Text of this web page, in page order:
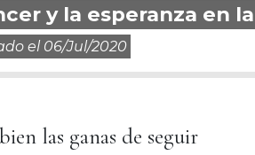
y la esperanza en
el 06/jul/2020
las ganas de seguir